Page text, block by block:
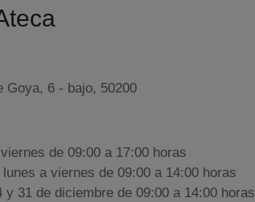
Goya, 6 - bajo, 50200
de 09:00 a 17:00 horas
a viernes de 09:00 a 14:00 horas
y 31 de diciembre de 09:00 a 14:00 horas